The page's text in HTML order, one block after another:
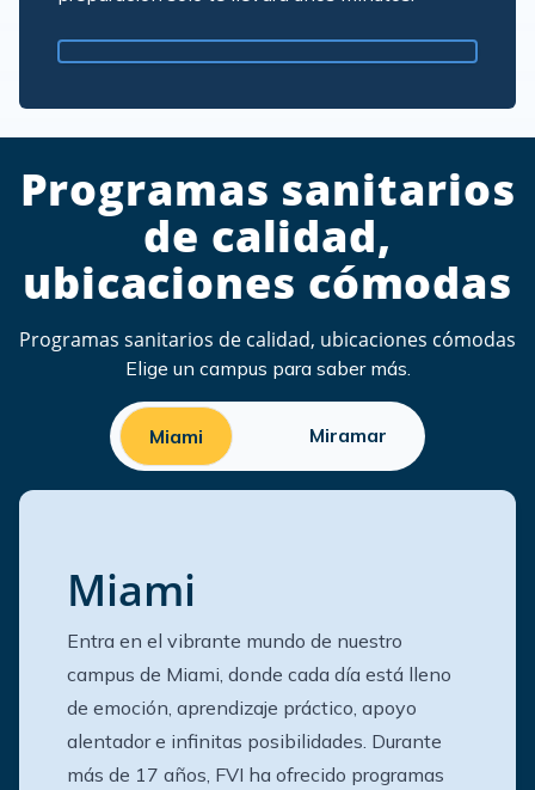
Programas sanitarios
de calidad,
ubicaciones cómodas
Programas sanitarios de calidad, ubicaciones cómodas
Elige un campus para saber más.
Miami Miramar
Miami
Entra en el vibrante mundo de nuestro
campus de Miami, donde cada día está lleno
de emoción, aprendizaje práctico, apoyo
alentador e infinitas posibilidades. Durante
más de 17 años, FVI ha ofrecido programas